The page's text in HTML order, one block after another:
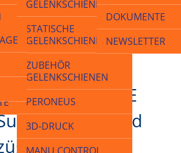
GELENKSCHIENEN
STATISCHE
GELENKSCHIENEN
ZUBEHÖR
GELENKSCHIENEN
PERONEUS
3D-DRUCK
DOKUMENTE
NEWSLETTER
2026: BODYGUIDE Shoulder Support Shirt und
BODYGUIDE
Shirt und